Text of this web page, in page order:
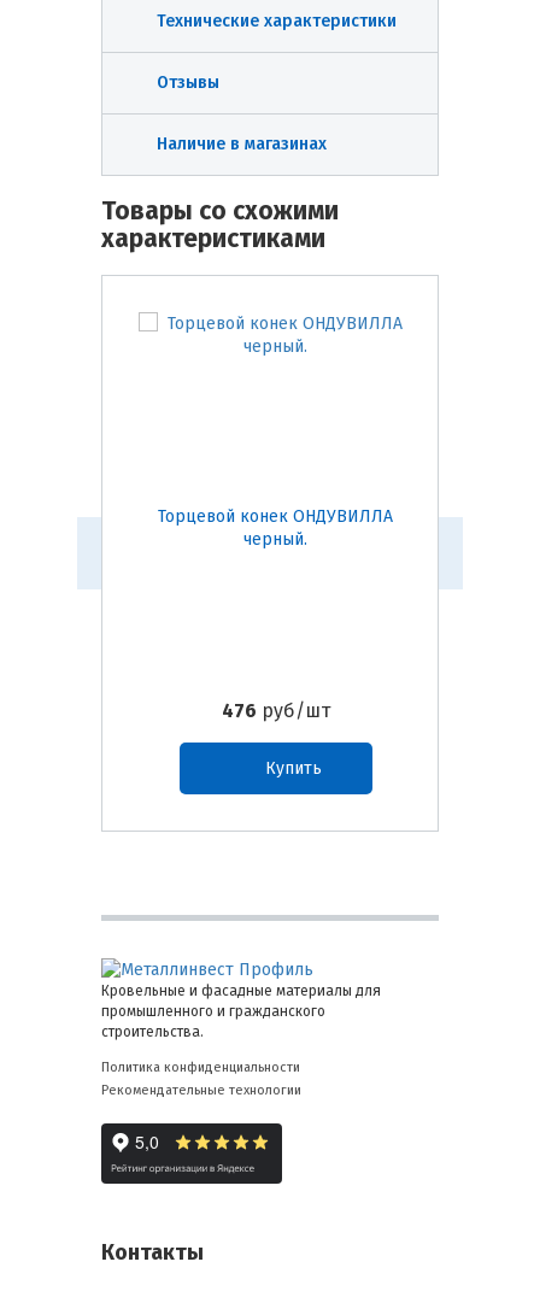
Технические характеристики
Отзывы
Наличие в магазинах
Товары со схожими
характеристиками
Торцевой конек ОНДУВИЛЛА
черный.
476 руб/шт
Купить
Кровельные и фасадные материалы для
промышленного и гражданского
строительства.
Политика конфиденциальности
Рекомендательные технологии
Контакты